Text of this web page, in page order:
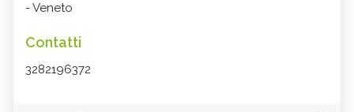
- Veneto
Contatti
3282196372